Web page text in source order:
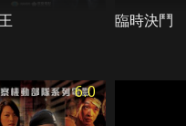
臨時決鬥
6.0